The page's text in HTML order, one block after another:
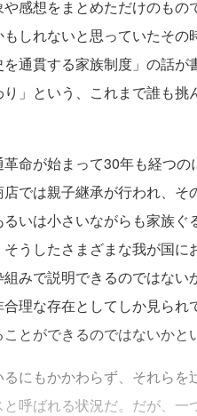
感想をまとめただけのもの
しれないと思っていたその
通貫する家族制度」の話が
」という、これまで誰も挑
命が始まって30年も経つ
では親子継承が行われ、そ
いは小さいながらも家族
うしたさまざまな我が国
みで説明できるのではない
理な存在としてしか見られ
とができるのではないかと
にもかかわらず、それらを
呼ばれる状況だ。だが、一